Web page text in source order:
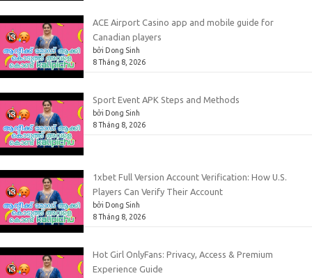
ACE Airport Casino app and mobile guide for
Canadian players
bởi Dong Sinh
8 Tháng 8, 2026
Sport Event APK Steps and Methods
bởi Dong Sinh
8 Tháng 8, 2026
1xbet Full Version Account Verification: How U.S.
Players Can Verify Their Account
bởi Dong Sinh
8 Tháng 8, 2026
Hot Girl OnlyFans: Privacy, Access & Premium
Experience Guide